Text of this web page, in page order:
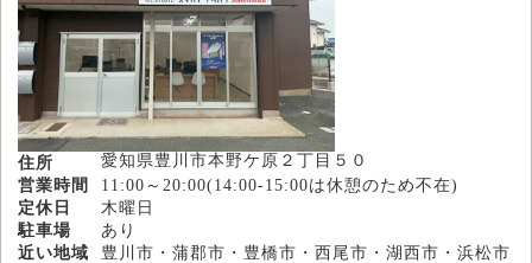
住所
愛知県豊川市本野ケ原２丁目５０
営業時間
11:00～20:00(14:00-15:00は休憩のため不在)
定休日
木曜日
駐車場
あり
近い地域
豊川市・蒲郡市・豊橋市・西尾市・湖西市・浜松市